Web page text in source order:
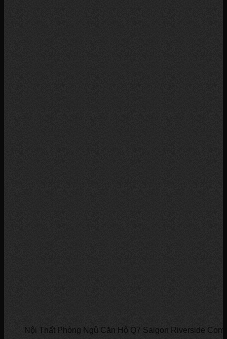
Nội Thất Phòng Ngủ Căn Hộ Q7 Saigon Riverside